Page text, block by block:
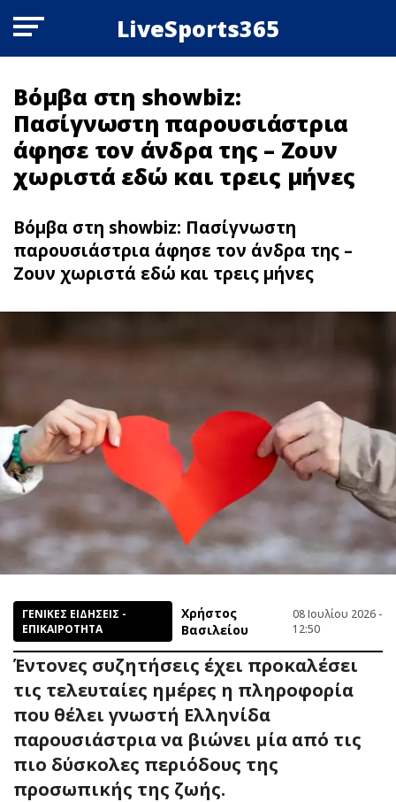
LiveSports365
Βόμβα στη showbiz:
Πασίγνωστη παρουσιάστρια
άφησε τον άνδρα της – Ζουν
χωριστά εδώ και τρεις μήνες
Βόμβα στη showbiz: Πασίγνωστη
παρουσιάστρια άφησε τον άνδρα της –
Ζουν χωριστά εδώ και τρεις μήνες
ΓΕΝΙΚΕΣ ΕΙΔΗΣΕΙΣ -
ΕΠΙΚΑΙΡΟΤΗΤΑ
Χρήστος
Βασιλείου
08 Ιουλίου 2026 -
12:50
Έντονες συζητήσεις έχει προκαλέσει
τις τελευταίες ημέρες η πληροφορία
που θέλει γνωστή Ελληνίδα
παρουσιάστρια να βιώνει μία από τις
πιο δύσκολες περιόδους της
προσωπικής της ζωής.